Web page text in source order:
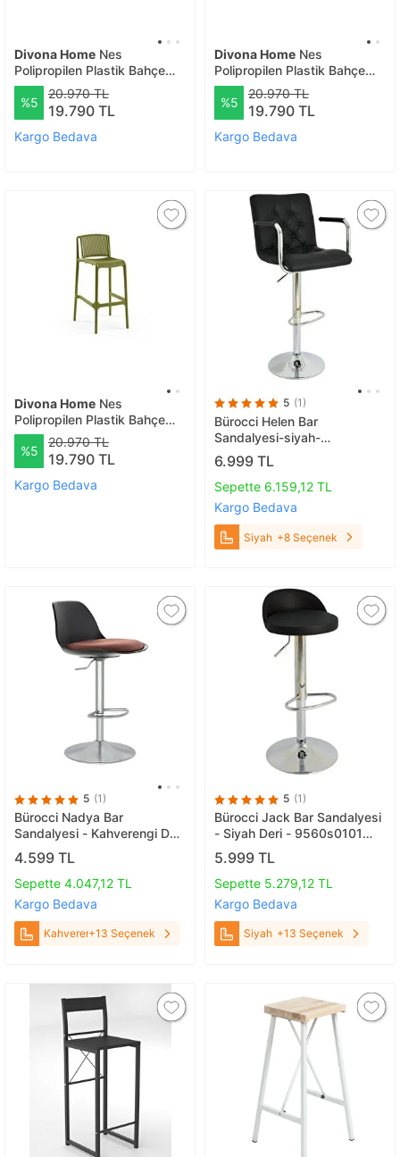
Divona Home Nes
Polipropilen Plastik Bahçe
Bar Sandalyesi 4 lü (75 Cm)
Beyaz
%5
20.970 TL
19.790 TL
Kargo Bedava
Divona Home Nes
Polipropilen Plastik Bahçe
Bar Sandalyesi 4 lü (75 Cm)
Vi̇zon
%5
20.970 TL
19.790 TL
Kargo Bedava
Divona Home Nes
Polipropilen Plastik Bahçe
Bar Sandalyesi 4 lü (75 Cm)
Haki̇
%5
20.970 TL
19.790 TL
Kargo Bedava
5 (1)
Bürocci Helen Bar
Sandalyesi-siyah-
9519q0101 Siyah
6.999 TL
Sepette 6.159,12 TL
Kargo Bedava
Siyah +8 Seçenek
5 (1)
Bürocci Nadya Bar
Sandalyesi - Kahverengi Deri
- Metal Ayaklı Bar Taburesi -
9537s0121 Kahverengi
4.599 TL
Sepette 4.047,12 TL
Kargo Bedava
Kahverengi+13 Seçenek
5 (1)
Bürocci Jack Bar Sandalyesi
- Siyah Deri - 9560s0101
Siyah
5.999 TL
Sepette 5.279,12 TL
Kargo Bedava
Siyah +13 Seçenek